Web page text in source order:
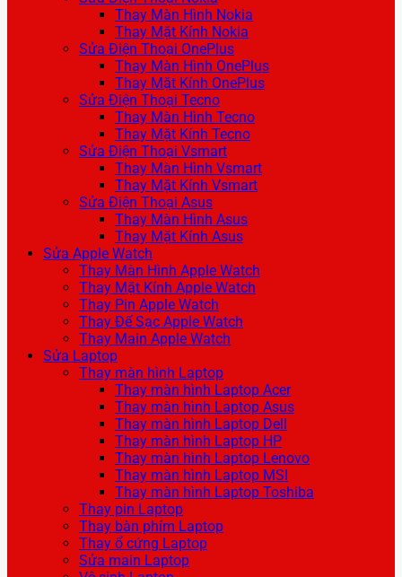
Thay Màn Hình Nokia
Thay Mặt Kính Nokia
Sửa Điện Thoại OnePlus
Thay Màn Hình OnePlus
Thay Mặt Kính OnePlus
Sửa Điện Thoại Tecno
Thay Màn Hình Tecno
Thay Mặt Kính Tecno
Sửa Điện Thoại Vsmart
Thay Màn Hình Vsmart
Thay Mặt Kính Vsmart
Sửa Điện Thoại Asus
Thay Màn Hình Asus
Thay Mặt Kính Asus
Sửa Apple Watch
Thay Màn Hình Apple Watch
Thay Mặt Kính Apple Watch
Thay Pin Apple Watch
Thay Đế Sạc Apple Watch
Thay Main Apple Watch
Sửa Laptop
Thay màn hình Laptop
Thay màn hình Laptop Acer
Thay màn hình Laptop Asus
Thay màn hình Laptop Dell
Thay màn hình Laptop HP
Thay màn hình Laptop Lenovo
Thay màn hình Laptop MSI
Thay màn hình Laptop Toshiba
Thay pin Laptop
Thay bàn phím Laptop
Thay ổ cứng Laptop
Sửa main Laptop